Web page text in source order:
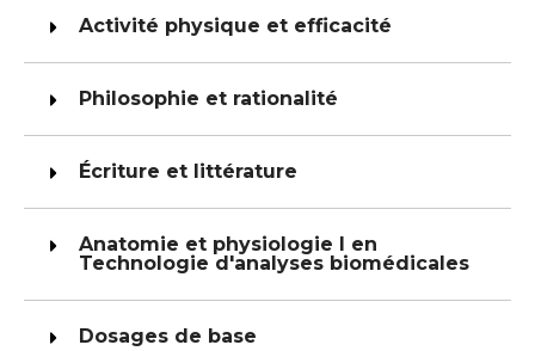
Activité physique et efficacité
Philosophie et rationalité
Écriture et littérature
Anatomie et physiologie I en
Technologie d'analyses biomédicales
Dosages de base